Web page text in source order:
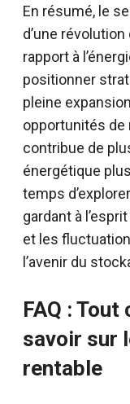
En résumé, le
d’une
rapport à
positionner
pleine
opportunités
contribue de
énergétique
temps
gardant à
et les
l’avenir du
FAQ : Tout
savoir sur
rentable